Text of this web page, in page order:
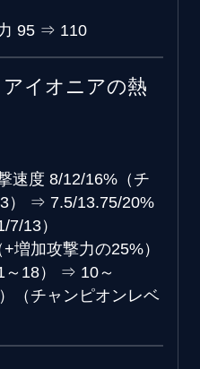
95 ⇒ 110
イオニアの熱
速度 8/12/16%（チ
⇒ 7.5/13.75/20%
7/13）
増加攻撃力の25%）
18）
⇒ 10～
（チャンピオンレベ